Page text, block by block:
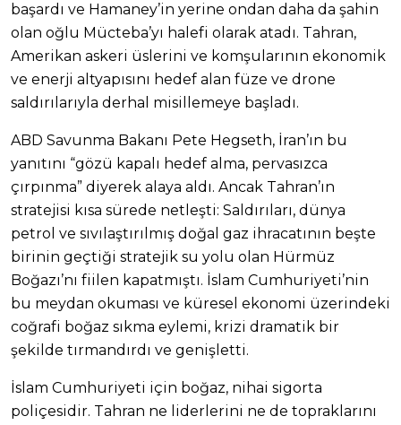
başardı ve Hamaney’in yerine ondan daha da şahin
olan oğlu Mücteba’yı halefi olarak atadı. Tahran,
Amerikan askeri üslerini ve komşularının ekonomik
ve enerji altyapısını hedef alan füze ve drone
saldırılarıyla derhal misillemeye başladı.
ABD Savunma Bakanı Pete Hegseth, İran’ın bu
yanıtını “gözü kapalı hedef alma, pervasızca
çırpınma” diyerek alaya aldı. Ancak Tahran’ın
stratejisi kısa sürede netleşti: Saldırıları, dünya
petrol ve sıvılaştırılmış doğal gaz ihracatının beşte
birinin geçtiği stratejik su yolu olan Hürmüz
Boğazı’nı fiilen kapatmıştı. İslam Cumhuriyeti’nin
bu meydan okuması ve küresel ekonomi üzerindeki
coğrafi boğaz sıkma eylemi, krizi dramatik bir
şekilde tırmandırdı ve genişletti.
İslam Cumhuriyeti için boğaz, nihai sigorta
poliçesidir. Tahran ne liderlerini ne de topraklarını